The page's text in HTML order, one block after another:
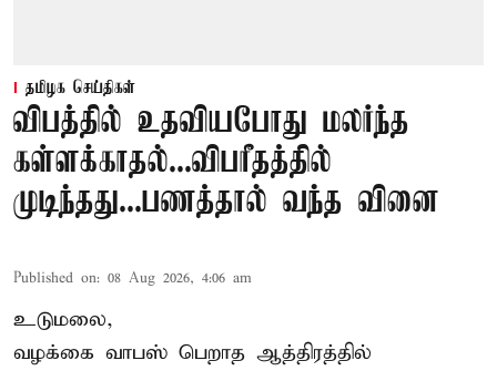
தமிழக செய்திகள்
விபத்தில் உதவியபோது மலர்ந்த
கள்ளக்காதல்...விபரீதத்தில்
முடிந்தது...பணத்தால் வந்த வினை
Published on: 08 Aug 2026, 4:06 am
உடுமலை,
வழக்கை வாபஸ் பெறாத ஆத்திரத்தில்